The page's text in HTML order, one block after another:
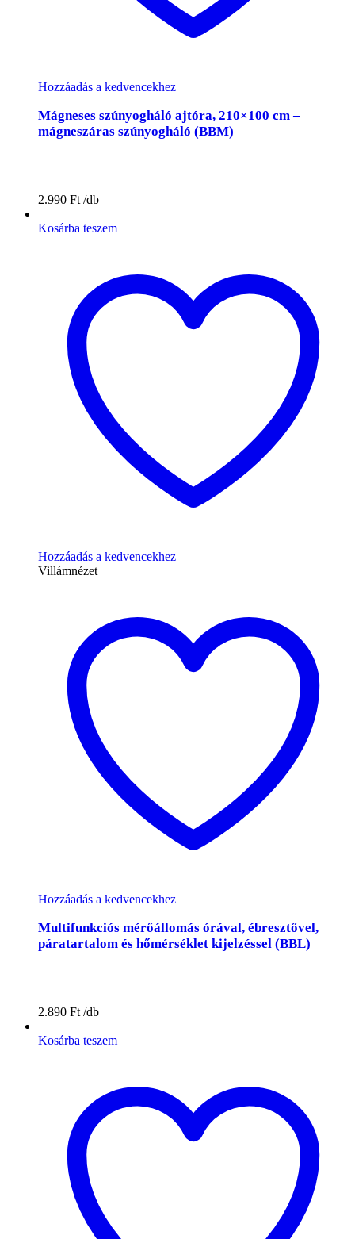
Hozzáadás a kedvencekhez
Mágneses szúnyogháló ajtóra, 210×100 cm –
mágneszáras szúnyogháló (BBM)
2.990 Ft
Kosárba teszem
Hozzáadás a kedvencekhez
Villámnézet
Hozzáadás a kedvencekhez
Multifunkciós mérőállomás órával, ébresztővel,
páratartalom és hőmérséklet kijelzéssel (BBL)
2.890 Ft
Kosárba teszem